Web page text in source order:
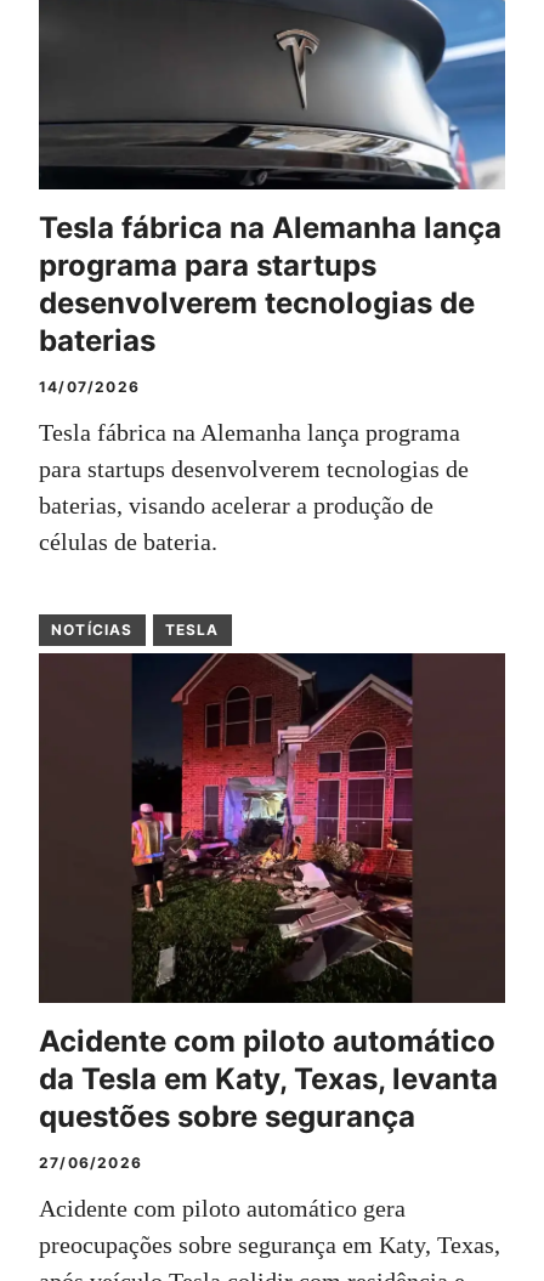
Tesla fábrica na Alemanha lança
programa para startups
desenvolverem tecnologias de
baterias
14/07/2026
Tesla fábrica na Alemanha lança programa
para startups desenvolverem tecnologias de
baterias, visando acelerar a produção de
células de bateria.
NOTÍCIAS TESLA
Acidente com piloto automático
da Tesla em Katy, Texas, levanta
questões sobre segurança
27/06/2026
Acidente com piloto automático gera
preocupações sobre segurança em Katy, Texas,